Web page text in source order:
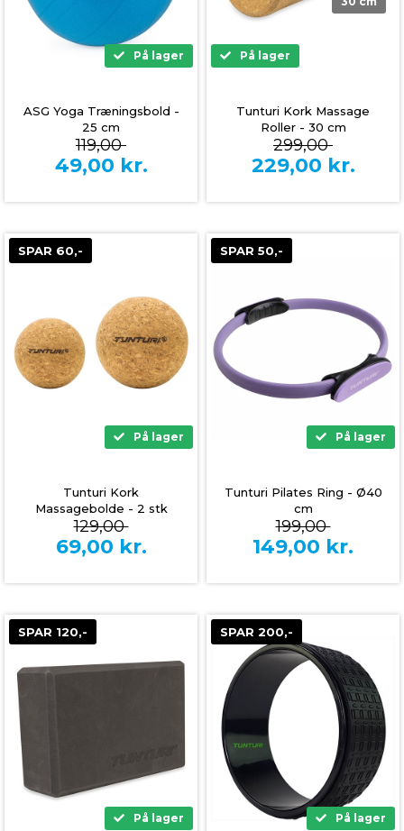
På lager
ASG Yoga Træningsbold -
25 cm
119,00
49,00 kr.
På lager
Tunturi Kork Massage
Roller - 30 cm
299,00
229,00 kr.
SPAR 60,-
På lager
Tunturi Kork
Massagebolde - 2 stk
129,00
69,00 kr.
SPAR 50,-
På lager
Tunturi Pilates Ring - Ø40
cm
199,00
149,00 kr.
SPAR 120,-
På lager
SPAR 200,-
På lager